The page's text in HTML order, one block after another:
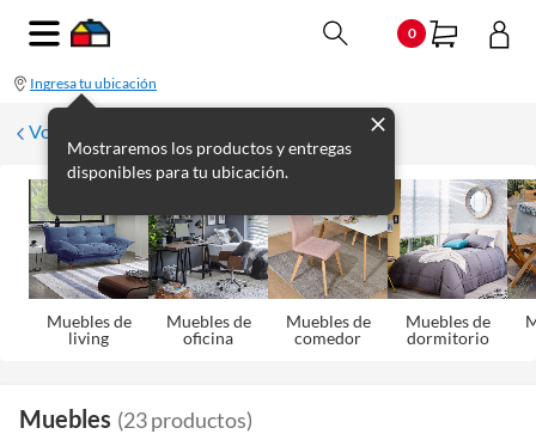
0
Ingresa tu ubicación
Mostraremos los productos y entregas
disponibles para tu ubicación.
Volver
Muebles de
living
Muebles de
oficina
Muebles de
comedor
Muebles de
dormitorio
Muebles (23productos)